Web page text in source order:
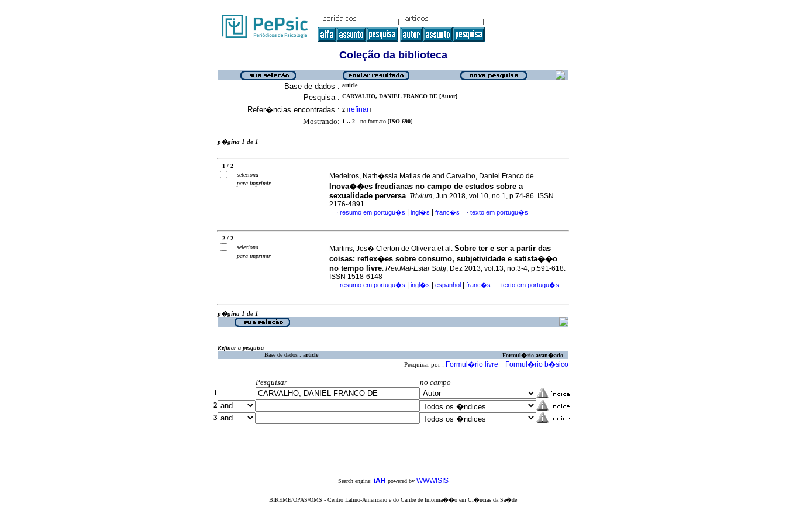
Coleção da biblioteca
Base de dados : article
Pesquisa : CARVALHO, DANIEL FRANCO DE [Autor]
Refer�ncias encontradas : 2 [refinar]
Mostrando: 1 .. 2 no formato [ISO 690]
p�gina 1 de 1
1 / 2
seleciona
para imprimir
Medeiros, Nath�ssia Matias de and Carvalho, Daniel Franco de
Inova��es freudianas no campo de estudos sobre a
sexualidade perversa. Trivium, Jun 2018, vol.10, no.1, p.74-86. ISSN
2176-4891
· resumo em portugu�s ingl�s franc�s · texto em portugu�s
2 / 2
seleciona
para imprimir
Martins, Jos� Clerton de Oliveira et al. Sobre ter e ser a partir das
coisas: reflex�es sobre consumo, subjetividade e satisfa��o
no tempo livre. Rev.Mal-Estar Subj, Dez 2013, vol.13, no.3-4, p.591-618.
ISSN 1518-6148
· resumo em portugu�s ingl�s espanhol franc�s · texto em portugu�s
p�gina 1 de 1
Refinar a pesquisa
Base de dados : article Formul�rio avan�ado
Pesquisar por : Formul�rio livre Formul�rio b�sico
Pesquisar
no campo
1
2
3
Search engine: iAH powered by WWWISIS
BIREME/OPAS/OMS - Centro Latino-Americano e do Caribe de Informa��o em Ci�ncias da Sa�de